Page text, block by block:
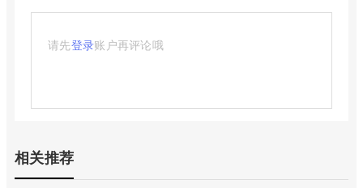
请先登录账户再评论哦
相关推荐